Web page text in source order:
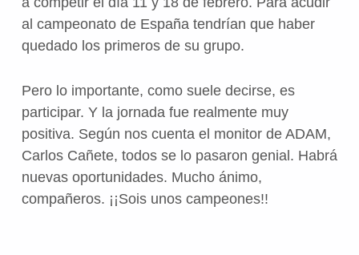
al campeonato de España tendrían que haber
quedado los primeros de su grupo.
Pero lo importante, como suele decirse, es
participar. Y la jornada fue realmente muy
positiva. Según nos cuenta el monitor de ADAM,
Carlos Cañete, todos se lo pasaron genial. Habrá
nuevas oportunidades. Mucho ánimo,
compañeros. ¡¡Sois unos campeones!!